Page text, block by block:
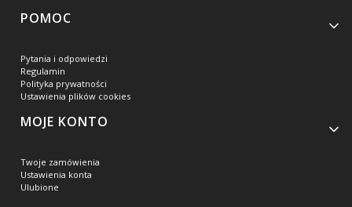
POMOC
Pytania i odpowiedzi
Regulamin
Polityka prywatności
Ustawienia plików cookies
MOJE KONTO
Twoje zamówienia
Ustawienia konta
Ulubione